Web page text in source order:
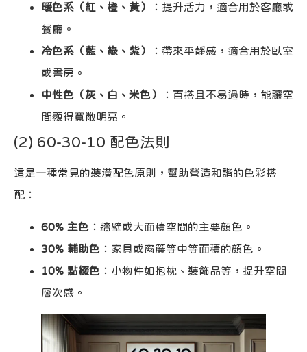
暖色系（紅、橙、黃）
：提升活力，適合用於客廳或
餐廳。
冷色系（藍、綠、紫）
：帶來平靜感，適合用於臥室
或書房。
中性色（灰、白、米色）
：百搭且不易過時，能讓空
間顯得寬敞明亮。
(2) 60-30-10 配色法則
這是一種常見的裝潢配色原則，幫助營造和諧的色彩搭
配：
60% 主色 ：牆壁或大面積空間的主要顏色。
30% 輔助色 ：家具或窗簾等中等面積的顏色。
10% 點綴色 ：小物件如抱枕、裝飾品等，提升空間
層次感。